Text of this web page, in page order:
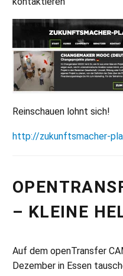
Reinschauen lohnt sich!
http://zukunftsmacher-
– KLEINE
Auf dem openTransfer
Dezember in Essen